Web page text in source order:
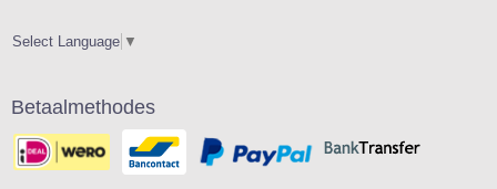
Select Language ▼
Betaalmethodes